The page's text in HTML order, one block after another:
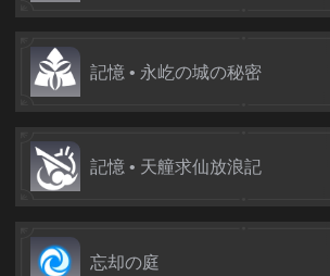
記憶 • 永屹の城の秘密
記憶 • 天艟求仙放浪記
忘却の庭